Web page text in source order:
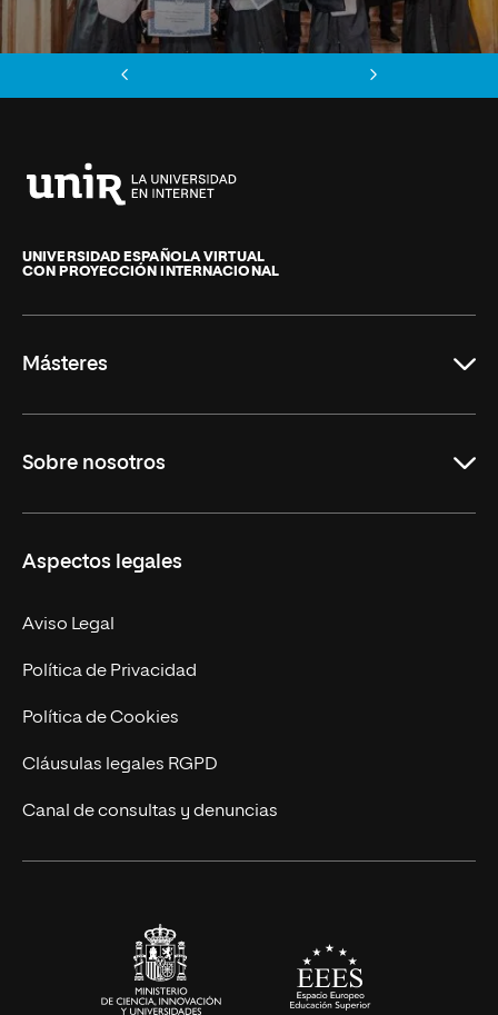
de
La
UNIVERSIDAD ESPAÑOLA VIRTUAL
CON PROYECCIÓN INTERNACIONAL
Másteres
Derecho
Empresa
MBA
Marketing y Comunicación
Ingeniería
Diseño
Ciencias de la Salud
Sobre nosotros
Nuestro Equipo
Contacto
Aspectos legales
Aviso Legal
Política de Privacidad
Política de Cookies
Cláusulas legales RGPD
Canal de consultas y denuncias